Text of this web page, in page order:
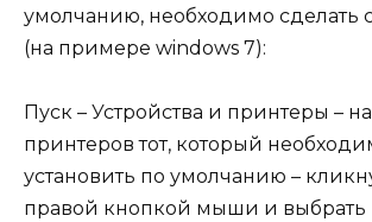
умолчанию, необходимо сделать
(на примере windows 7):
Пуск – Устройства и принтеры –
принтеров тот, который
установить по умолчанию –
правой кнопкой мыши и выбрать